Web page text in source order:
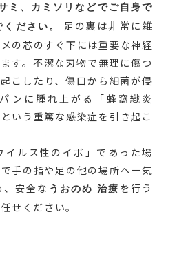
ミ、カミソリなどでご自身で
ださい。
足の裏は非常に雑
の芯のすぐ下には重要な神経
す。不潔な刃物で無理に傷つ
こしたり、傷口から細菌が侵
ンに腫れ上がる「蜂窩織炎
いう重篤な感染症を引き起こ
イルス性のイボ」であった場
手の指や足の他の場所へ一気
安全な うおのめ 治療 を行う
せください。